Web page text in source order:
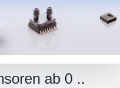
ab 0 ..